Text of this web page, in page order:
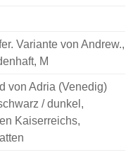
Variante von Andrew.,
M
von Adria (Venedig)
/ dunkel,
Kaiserreichs,